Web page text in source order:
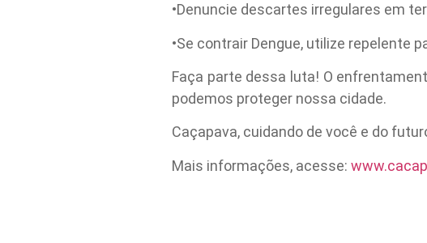
•Denuncie descartes irregulares em
•Se contrair Dengue, utilize repelente
Faça parte dessa luta! O
podemos proteger nossa cidade.
Caçapava, cuidando de você e do
Mais informações, acesse: